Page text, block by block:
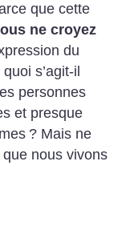
que cette
ne croyez
du
s’agit-il
personnes
et presque
? Mais ne
nous vivons